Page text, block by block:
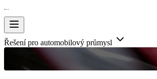
Řešení pro automobilový průmysl